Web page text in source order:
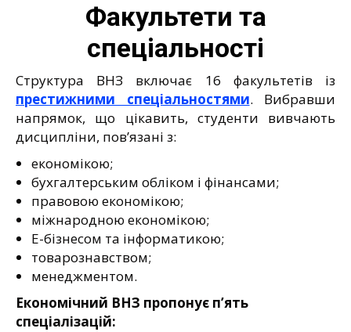
Факультети та
спеціальності
Структура ВНЗ включає 16 факультетів із
престижними спеціальностями. Вибравши
напрямок, що цікавить, студенти вивчають
дисципліни, пов’язані з:
економікою;
бухгалтерським обліком і фінансами;
правовою економікою;
міжнародною економікою;
Е-бізнесом та інформатикою;
товарознавством;
менеджментом.
Економічний ВНЗ пропонує п’ять
спеціалізацій: